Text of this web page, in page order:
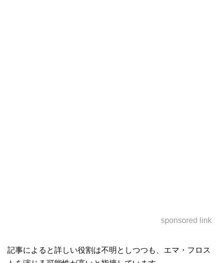
sponsored link
記事によると詳しい役割は不明としつつも、エマ・フロス